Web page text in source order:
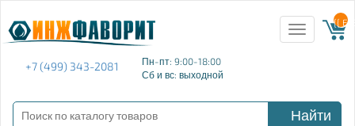
+7 (499) 343-2081
Пн-пт: 9:00-18:00
Сб и вс: выходной
Toggle
navigation
{{
Найти